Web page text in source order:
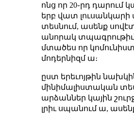
ոնց որ 20֊րդ դարում
երբ վատ լուսանկարի
տեսնում, ասենք
անորակ
մտածես որ
մոդերնիզմ ա։
ըստ երեւոյթին
մինիմալիստական
արձաններ կային
լրիւ սպանում ա,